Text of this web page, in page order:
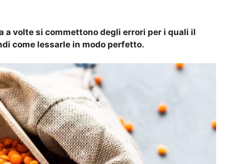
a volte si commettono degli errori per i quali il
come lessarle in modo perfetto.